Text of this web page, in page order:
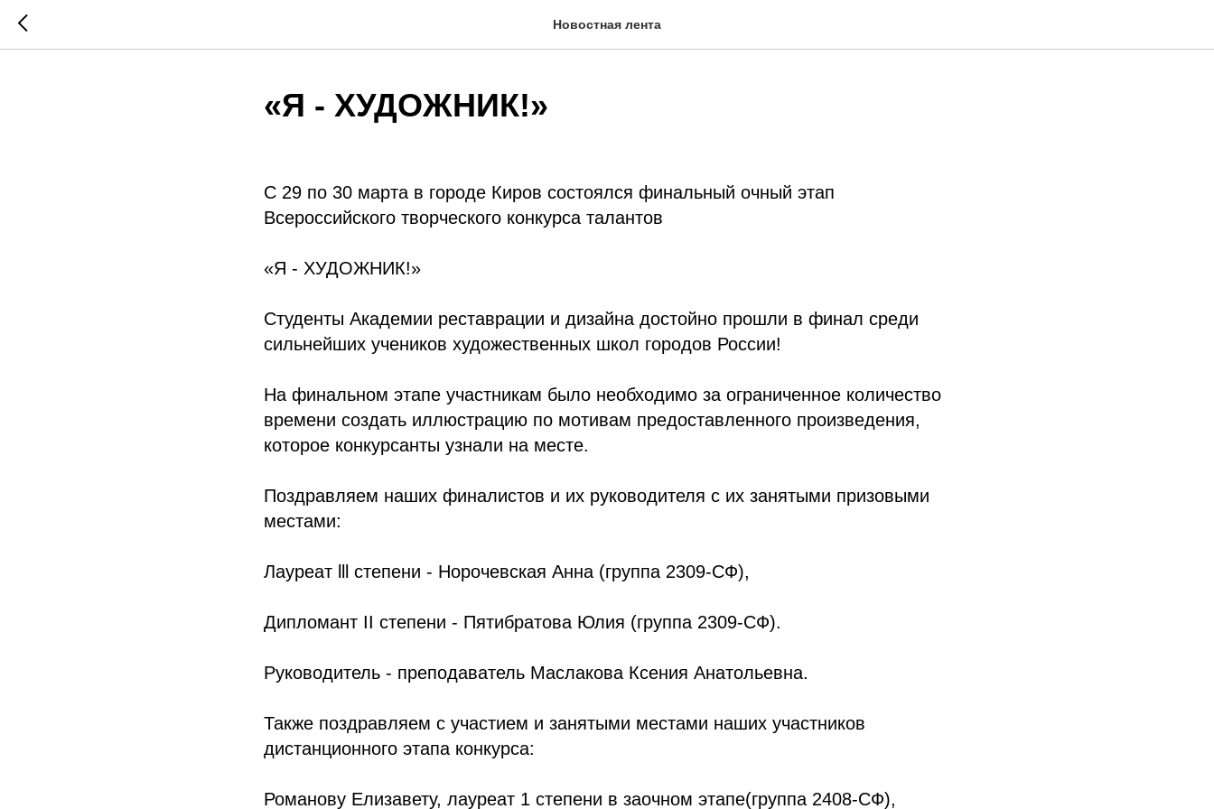
Новостная лента
«Я - ХУДОЖНИК!»
С 29 по 30 марта в городе Киров состоялся финальный очный этап
Всероссийского творческого конкурса талантов
«Я - ХУДОЖНИК!»
Студенты Академии реставрации и дизайна достойно прошли в финал среди
сильнейших учеников художественных школ городов России!
На финальном этапе участникам было необходимо за ограниченное количество
времени создать иллюстрацию по мотивам предоставленного произведения,
которое конкурсанты узнали на месте.
Поздравляем наших финалистов и их руководителя с их занятыми призовыми
местами:
Лауреат lll степени - Норочевская Анна (группа 2309-СФ),
Дипломант II степени - Пятибратова Юлия (группа 2309-СФ).
Руководитель - преподаватель Маслакова Ксения Анатольевна.
Также поздравляем с участием и занятыми местами наших участников
дистанционного этапа конкурса:
Романову Елизавету, лауреат 1 степени в заочном этапе(группа 2408-СФ),